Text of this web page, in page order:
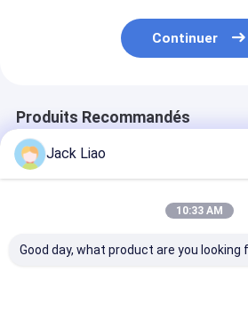
Continuer
Produits Recommandés
Jack Liao
10:33 AM
Good day, what product are you looking